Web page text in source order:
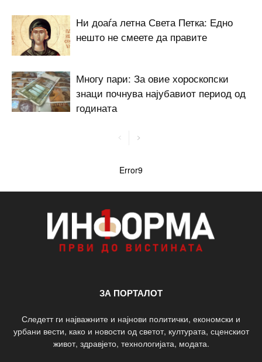
Ни доаѓа летна Света Петка: Едно
нешто не смеете да правите
Многу пари: За овие хороскопски
знаци почнува најубавиот период од
годината
Error9
ЗА ПОРТАЛОТ
Следетт ги најважните и најнови политички, економски и
урбани вести, како и новости од светот, културата, сценскиот
живот, здравјето, технологијата, модата.